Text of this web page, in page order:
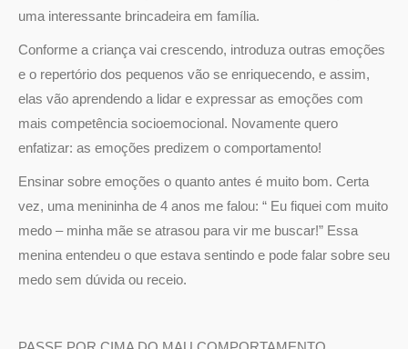
uma interessante brincadeira em família.
Conforme a criança vai crescendo, introduza outras emoções
e o repertório dos pequenos vão se enriquecendo, e assim,
elas vão aprendendo a lidar e expressar as emoções com
mais competência socioemocional. Novamente quero
enfatizar: as emoções predizem o comportamento!
Ensinar sobre emoções o quanto antes é muito bom. Certa
vez, uma menininha de 4 anos me falou: “ Eu fiquei com muito
medo – minha mãe se atrasou para vir me buscar!” Essa
menina entendeu o que estava sentindo e pode falar sobre seu
medo sem dúvida ou receio.